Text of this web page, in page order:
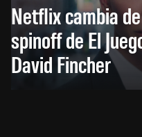
Netflix cambia
spinoff de El
David Fincher